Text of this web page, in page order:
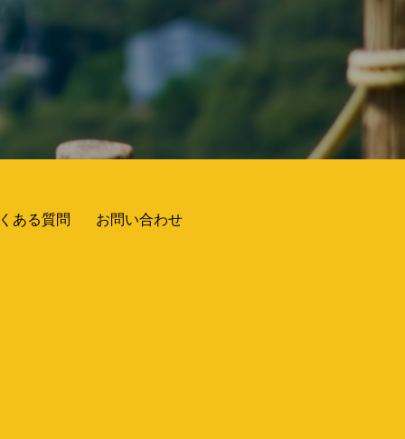
ある質問 お問い合わせ